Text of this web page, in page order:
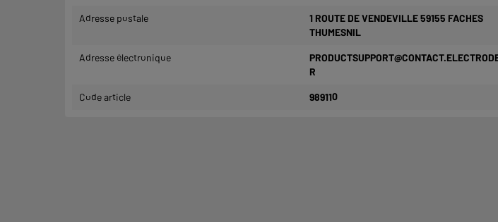
Adresse postale
1 ROUTE DE VENDEVILLE 59155 FACHES
THUMESNIL
Adresse électronique
R
Code article 989110